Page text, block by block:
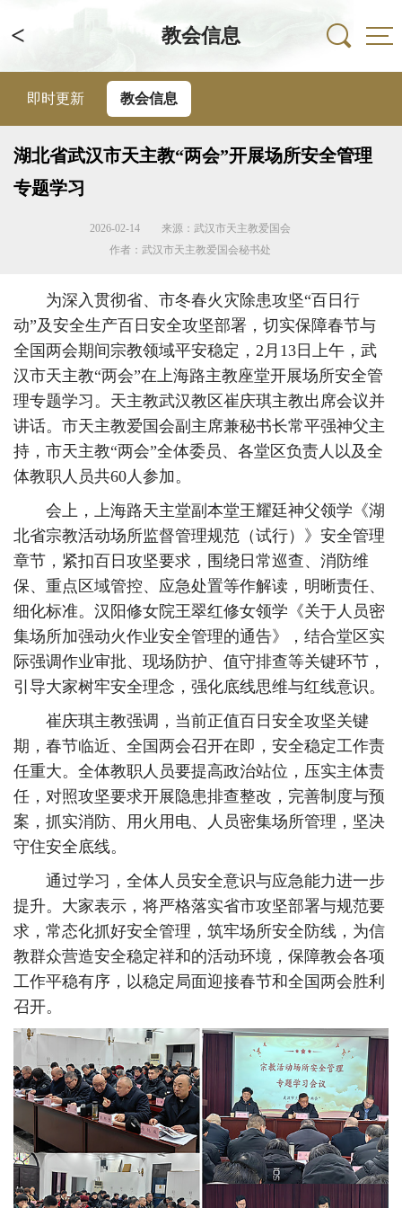
< 教会信息
即时更新 教会信息
湖北省武汉市天主教“两会”开展场所安全管理
专题学习
2026-02-14
来源：武汉市天主教爱国会
作者：武汉市天主教爱国会秘书处
为深入贯彻省、市冬春火灾除患攻坚“百日行
动”及安全生产百日安全攻坚部署，切实保障春节与
全国两会期间宗教领域平安稳定，2月13日上午，武
汉市天主教“两会”在上海路主教座堂开展场所安全管
理专题学习。天主教武汉教区崔庆琪主教出席会议并
讲话。市天主教爱国会副主席兼秘书长常平强神父主
持，市天主教“两会”全体委员、各堂区负责人以及全
体教职人员共60人参加。
会上，上海路天主堂副本堂王耀廷神父领学《湖
北省宗教活动场所监督管理规范（试行）》安全管理
章节，紧扣百日攻坚要求，围绕日常巡查、消防维
保、重点区域管控、应急处置等作解读，明晰责任、
细化标准。汉阳修女院王翠红修女领学《关于人员密
集场所加强动火作业安全管理的通告》，结合堂区实
际强调作业审批、现场防护、值守排查等关键环节，
引导大家树牢安全理念，强化底线思维与红线意识。
崔庆琪主教强调，当前正值百日安全攻坚关键
期，春节临近、全国两会召开在即，安全稳定工作责
任重大。全体教职人员要提高政治站位，压实主体责
任，对照攻坚要求开展隐患排查整改，完善制度与预
案，抓实消防、用火用电、人员密集场所管理，坚决
守住安全底线。
通过学习，全体人员安全意识与应急能力进一步
提升。大家表示，将严格落实省市攻坚部署与规范要
求，常态化抓好安全管理，筑牢场所安全防线，为信
教群众营造安全稳定祥和的活动环境，保障教会各项
工作平稳有序，以稳定局面迎接春节和全国两会胜利
召开。